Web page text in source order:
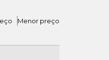
Menor preço